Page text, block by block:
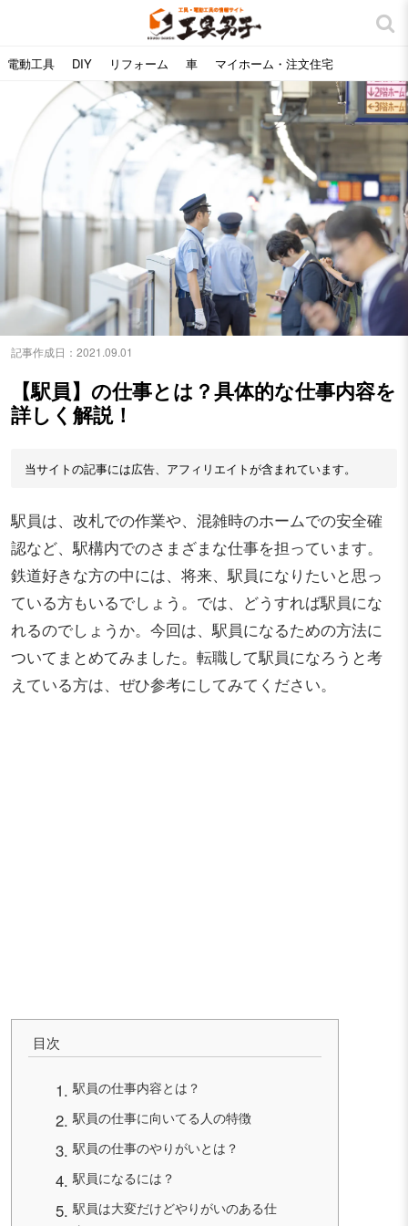
電動工具 DIY リフォーム 車 マイホーム・注文住宅
記事作成日： 2021.09.01
【駅員】の仕事とは？具体的な仕事内容を
詳しく解説！
当サイトの記事には広告、アフィリエイトが含まれています。
駅員は、改札での作業や、混雑時のホームでの安全確
認など、駅構内でのさまざまな仕事を担っています。
鉄道好きな方の中には、将来、駅員になりたいと思っ
ている方もいるでしょう。では、どうすれば駅員にな
れるのでしょうか。今回は、駅員になるための方法に
ついてまとめてみました。転職して駅員になろうと考
えている方は、ぜひ参考にしてみてください。
目次
駅員の仕事内容とは？
駅員の仕事に向いてる人の特徴
駅員の仕事のやりがいとは？
駅員になるには？
駅員は大変だけどやりがいのある仕